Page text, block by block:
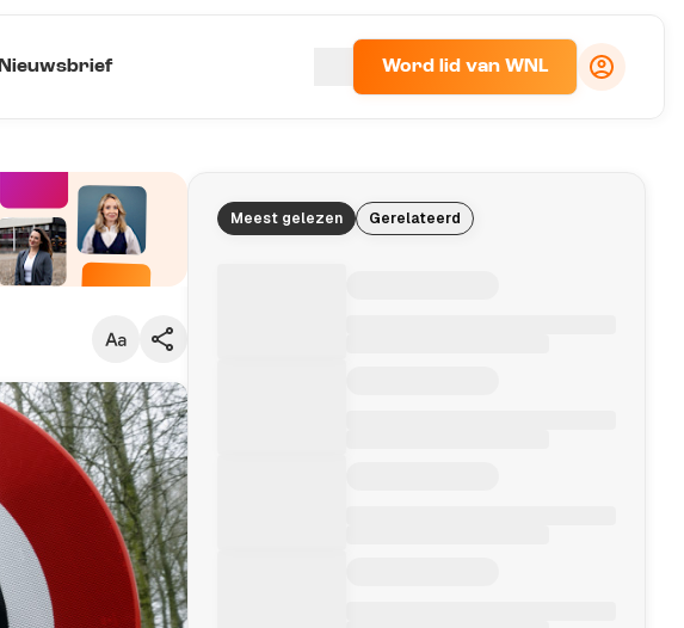
Nieuwsbrief Word lid van WNL
Klein
Standaard
Groot
Kopieer link
Meest gelezen Gerelateerd